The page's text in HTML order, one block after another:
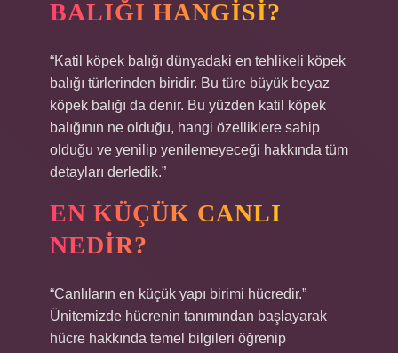
BALIĞI HANGISI?
“Katil köpek balığı dünyadaki en tehlikeli köpek
balığı türlerinden biridir. Bu türe büyük beyaz
köpek balığı da denir. Bu yüzden katil köpek
balığının ne olduğu, hangi özelliklere sahip
olduğu ve yenilip yenilemeyeceği hakkında tüm
detayları derledik.”
EN KÜÇÜK CANLI
NEDIR?
“Canlıların en küçük yapı birimi hücredir.”
Ünitemizde hücrenin tanımından başlayarak
hücre hakkında temel bilgileri öğrenip